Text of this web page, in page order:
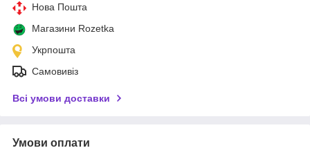
Нова Пошта
Магазини Rozetka
Укрпошта
Самовивіз
Всі умови доставки
Умови оплати